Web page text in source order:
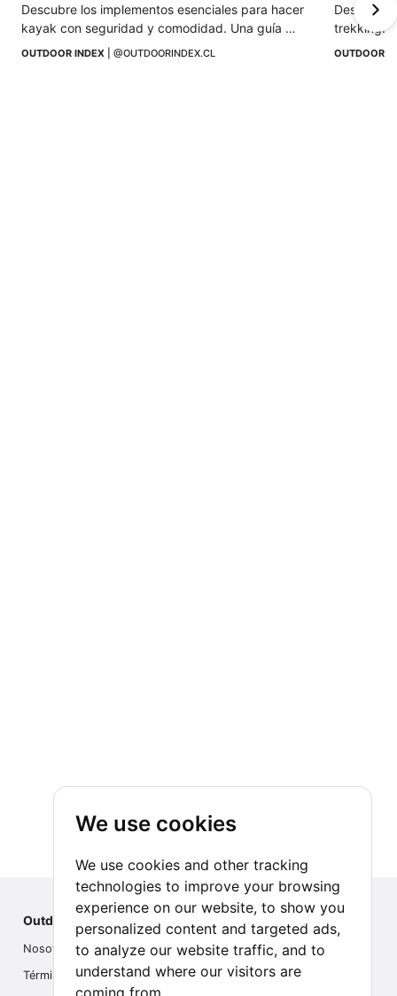
We use cookies
We use cookies and other tracking
technologies to improve your browsing
experience on our website, to show you
personalized content and targeted ads,
to analyze our website traffic, and to
understand where our visitors are
coming from.
Descubre los implementos esenciales para hacer
kayak con seguridad y comodidad. Una guía
sobre equipo, vestimenta y accesorios
OUTDOOR INDEX @OUTDOORINDEX.CL
Descubre
trekking.
de
OUTDOOR
Outdoor Index
Nosotros
Términos